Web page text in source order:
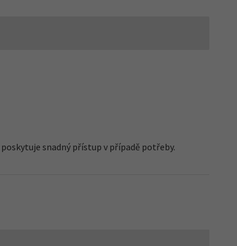
poskytuje snadný přístup v případě potřeby.